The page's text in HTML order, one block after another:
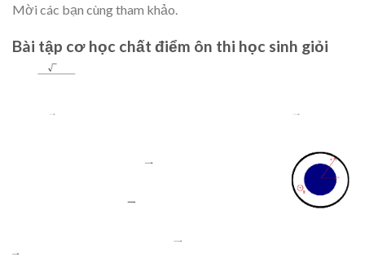
Mời các bạn cùng tham khảo.
Bài tập cơ học chất điểm ôn thi học sinh giỏi